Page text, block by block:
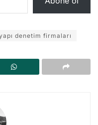
denetim firmaları